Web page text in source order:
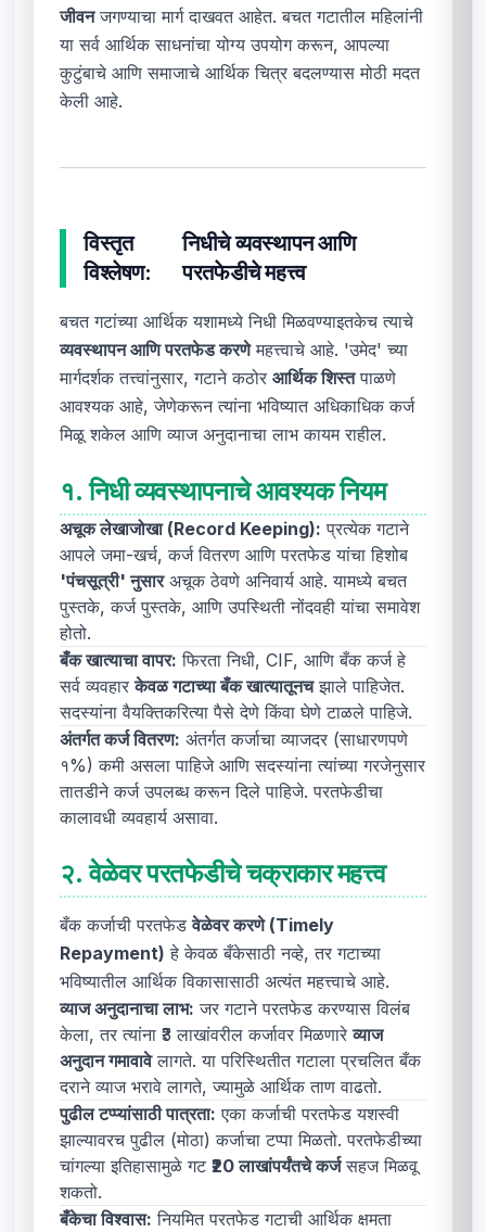
जीवनजगण्याचा मार्ग दाखवत आहेत. बचत गटातील महिलांनी
या सर्व आर्थिक साधनांचा योग्य उपयोग करून, आपल्या
कुटुंबाचे आणि समाजाचे आर्थिक चित्र बदलण्यास मोठी मदत
केली आहे.
विस्तृत
विश्लेषण:
निधीचे व्यवस्थापन आणि
परतफेडीचे महत्त्व
बचत गटांच्या आर्थिक यशामध्ये निधी मिळवण्याइतकेच त्याचे
व्यवस्थापन आणि परतफेड करणेमहत्त्वाचे आहे. 'उमेद' च्या
मार्गदर्शक तत्त्वांनुसार, गटाने कठोर आर्थिक शिस्तपाळणे
आवश्यक आहे, जेणेकरून त्यांना भविष्यात अधिकाधिक कर्ज
मिळू शकेल आणि व्याज अनुदानाचा लाभ कायम राहील.
१.निधी व्यवस्थापनाचे आवश्यक नियम
अचूक लेखाजोखा (Record Keeping): प्रत्येक गटाने
आपले जमा-खर्च, कर्ज वितरण आणि परतफेड यांचा हिशोब
'पंचसूत्री' नुसारअचूक ठेवणे अनिवार्य आहे. यामध्ये बचत
पुस्तके, कर्ज पुस्तके, आणि उपस्थिती नोंदवही यांचा समावेश
होतो.
बँक खात्याचा वापर: फिरता निधी, CIF, आणि बँक कर्ज हे
सर्व व्यवहारकेवळ गटाच्या बँक खात्यातूनचझाले पाहिजेत.
सदस्यांना वैयक्तिकरित्या पैसे देणे किंवा घेणे टाळले पाहिजे.
अंतर्गत कर्ज वितरण: अंतर्गत कर्जाचा व्याजदर (साधारणपणे
१%) कमी असला पाहिजे आणि सदस्यांना त्यांच्या गरजेनुसार
तातडीने कर्ज उपलब्ध करून दिले पाहिजे. परतफेडीचा
कालावधी व्यवहार्य असावा.
२.वेळेवर परतफेडीचे चक्राकार महत्त्व
बँक कर्जाची परतफेडवेळेवर करणे (Timely
Repayment) हे केवळ बँकेसाठी नव्हे, तर गटाच्या
भविष्यातील आर्थिक विकासासाठी अत्यंत महत्त्वाचे आहे.
व्याज अनुदानाचा लाभ: जर गटाने परतफेड करण्यास विलंब
केला, तर त्यांना ₹3 लाखांवरील कर्जावर मिळणारेव्याज
अनुदान गमावावेलागते. या परिस्थितीत गटाला प्रचलित बँक
दराने व्याज भरावे लागते, ज्यामुळे आर्थिक ताण वाढतो.
पुढील टप्प्यांसाठी पात्रता: एका कर्जाची परतफेड यशस्वी
झाल्यावरच पुढील (मोठा) कर्जाचा टप्पा मिळतो. परतफेडीच्या
चांगल्या इतिहासामुळे गट ₹20 लाखांपर्यंतचे कर्जसहज मिळवू
शकतो.
बँकेचा विश्वास: नियमित परतफेड गटाची आर्थिक क्षमता